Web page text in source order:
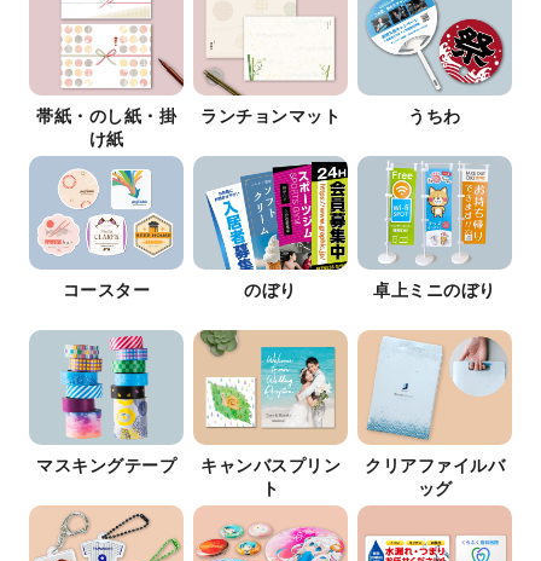
帯紙・のし紙・掛
け紙
ランチョンマット うちわ
コースター のぼり 卓上ミニのぼり
マスキングテープ
キャンバスプリン
ト
クリアファイルバ
ッグ